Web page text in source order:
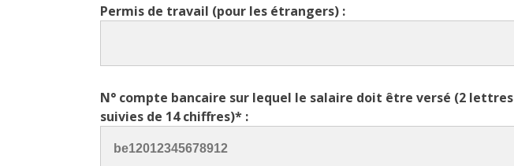
Permis de travail (pour les étrangers) :
N° compte bancaire sur lequel le salaire doit être versé (2 lettres
suivies de 14 chiffres)* :